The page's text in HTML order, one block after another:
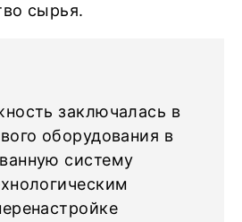
сырья.
заключалась в
оборудования в
систему